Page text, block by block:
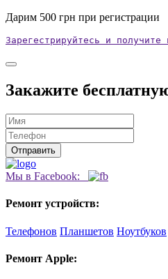
Дарим 500 грн при регистрации
Зарегестрируйтесь и получите
Закажите
Мы в Facebook:
Ремонт устройств:
Телефонов Планшетов Ноутбуков
Ремонт Apple: